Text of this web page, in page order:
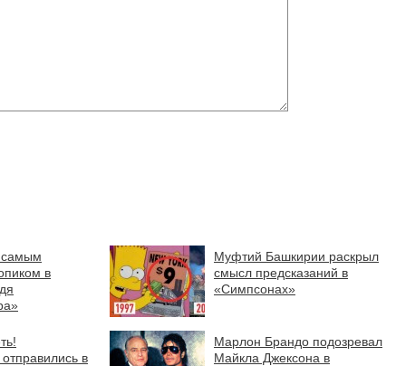
самым
в
Муфтий Башкирии раскрыл
смысл предсказаний в
«Симпсонах»
в
Марлон Брандо подозревал
Майкла Джексона в